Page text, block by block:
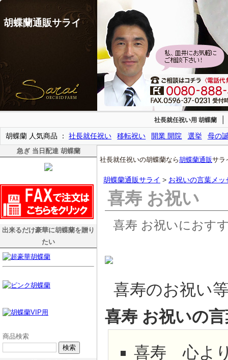
胡蝶蘭通販サライ
社長就任祝い用 胡蝶蘭
胡蝶蘭 人気商品 社長就任祝い 移転祝い 開業 開院 選挙 母の
急ぎ 当日配達 胡蝶蘭
出来るだけ豪華に胡蝶蘭を贈り
たい
商品検索
社長就任祝いの胡蝶蘭なら胡蝶蘭通販サラ
胡蝶蘭通販サライ > お祝いの言葉メッ
喜寿 お祝い
喜寿 お祝いにおす
喜寿のお祝い
喜寿 お祝いの
喜寿 心よ